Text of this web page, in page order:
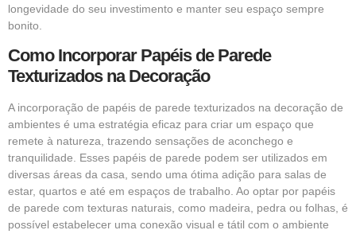
longevidade do seu investimento e manter seu espaço sempre
bonito.
Como Incorporar Papéis de Parede
Texturizados na Decoração
A incorporação de papéis de parede texturizados na decoração de
ambientes é uma estratégia eficaz para criar um espaço que
remete à natureza, trazendo sensações de aconchego e
tranquilidade. Esses papéis de parede podem ser utilizados em
diversas áreas da casa, sendo uma ótima adição para salas de
estar, quartos e até em espaços de trabalho. Ao optar por papéis
de parede com texturas naturais, como madeira, pedra ou folhas, é
possível estabelecer uma conexão visual e tátil com o ambiente